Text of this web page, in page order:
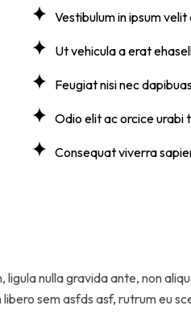
Vestibulum in ipsum
Ut vehicula a erat
Feugiat nisi nec
Odio elit ac orcice urabi
Consequat viverra
nulla gravida ante, non
sem asfds asf, rutrum eu